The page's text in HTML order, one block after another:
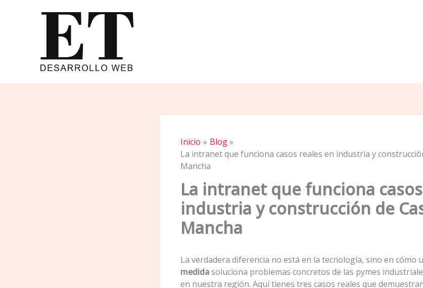
Inicio
Blog
La intranet que funciona casos reales en industria y
Mancha
La intranet que funciona
industria y construcción de
Mancha
La verdadera diferencia no está en la tecnología, sino en cómo
medidasoluciona problemas concretos de las pymes
en nuestra región. Aquí tienes tres casos reales que